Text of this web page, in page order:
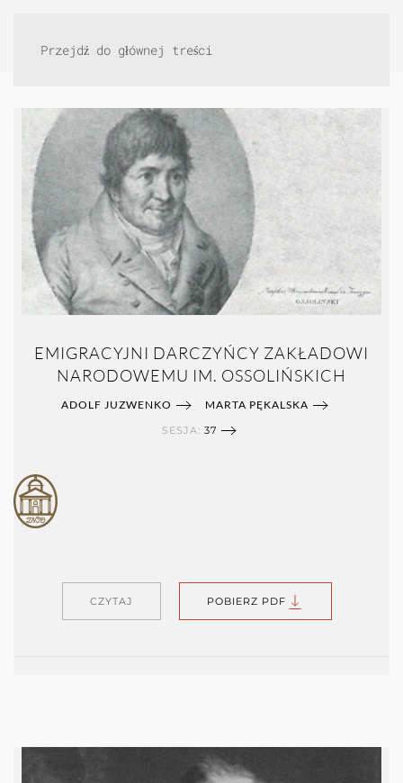
Przejdź do głównej treści
EMIGRACYJNI DARCZYŃCY ZAKŁADOWI
NARODOWEMU IM. OSSOLIŃSKICH
ADOLF JUZWENKO MARTA PĘKALSKA
SESJA: 37
CZYTAJ POBIERZ PDF